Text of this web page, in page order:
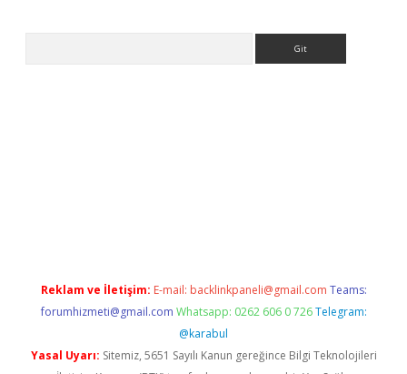
Reklam ve İletişim: E-mail: backlinkpaneli@gmail.com Teams:
forumhizmeti@gmail.com Whatsapp: 0262 606 0 726 Telegram:
@karabul
Yasal Uyarı: Sitemiz, 5651 Sayılı Kanun gereğince Bilgi Teknolojileri